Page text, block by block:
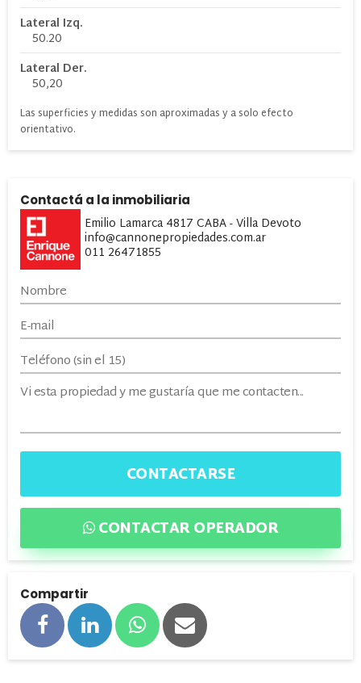
Lateral Izq.
50.20
Lateral Der.
50,20
Las superficies y medidas son aproximadas y a solo efecto
orientativo.
Contactá a la inmobiliaria
Emilio Lamarca 4817 CABA - Villa Devoto
info@cannonepropiedades.com.ar
011 26471855
CONTACTARSE
CONTACTAR OPERADOR
Compartir